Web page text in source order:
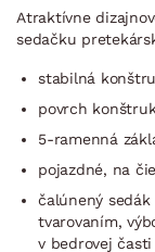
Atraktívne
sedačku
stabilná
povrch
5-ramenná
pojazdné, na
čalúnený
tvarovaním,
v bedrovej časti